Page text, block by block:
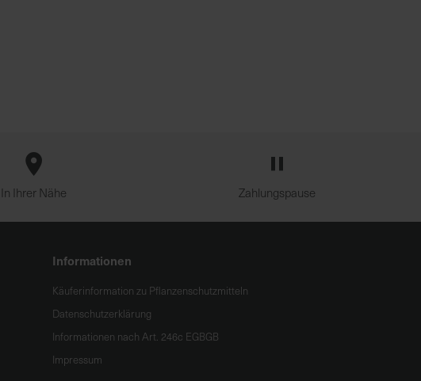
In Ihrer Nähe Zahlungspause
Informationen
Käuferinformation zu Pflanzenschutzmitteln
Datenschutzerklärung
Informationen nach Art. 246c EGBGB
Impressum